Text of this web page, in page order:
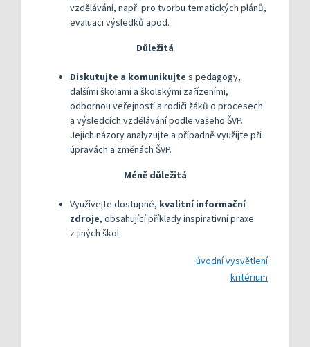
vzdělávání, např. pro tvorbu tematických plánů,
evaluaci výsledků apod.
Důležitá
Diskutujte a komunikujte s pedagogy,
dalšími školami a školskými zařízeními,
odbornou veřejností a rodiči žáků o procesech
a výsledcích vzdělávání podle vašeho ŠVP.
Jejich názory analyzujte a případně využijte při
úpravách a změnách ŠVP.
Méně důležitá
Využívejte dostupné, kvalitní informační
zdroje, obsahující příklady inspirativní praxe
z jiných škol.
úvodní vysvětlení
kritérium